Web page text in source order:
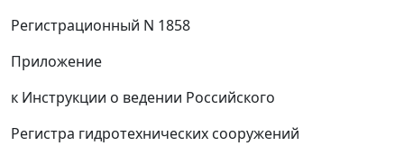
Регистрационный N 1858
Приложение
к Инструкции о ведении Российского
Регистра гидротехнических сооружений